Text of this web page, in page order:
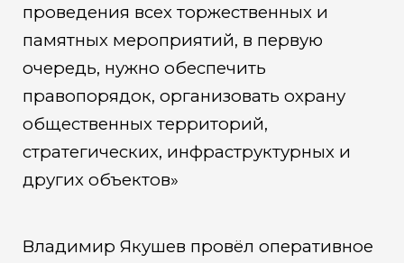
проведения всех торжественных и
памятных мероприятий, в первую
очередь, нужно обеспечить
правопорядок, организовать охрану
общественных территорий,
стратегических, инфраструктурных и
других объектов»
Владимир Якушев провёл оперативное